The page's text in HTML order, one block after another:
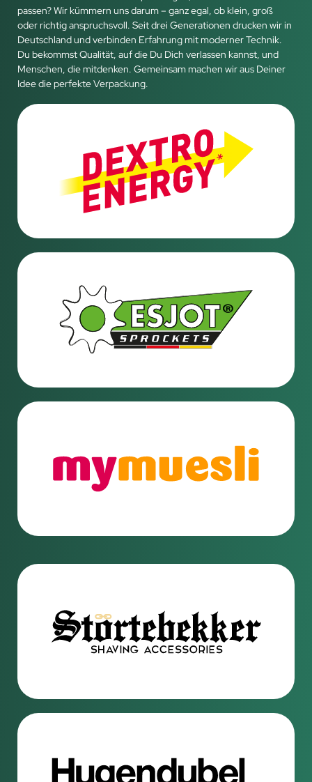
passen? Wir kümmern uns darum – ganz egal, ob klein, groß
oder richtig anspruchsvoll. Seit drei Generationen drucken wir in
Deutschland und verbinden Erfahrung mit moderner Technik.
Du bekommst Qualität, auf die Du Dich verlassen kannst, und
Menschen, die mitdenken. Gemeinsam machen wir aus Deiner
Idee die perfekte Verpackung.